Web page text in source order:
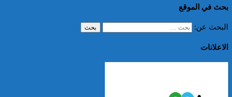
بحث في الموقع
البحث عن:
الاعلانات